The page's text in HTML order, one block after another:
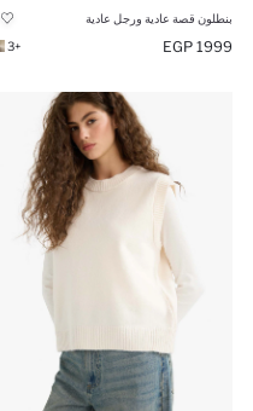
بنطلون قصة عادية ورجل عادية
1999 EGP
+3